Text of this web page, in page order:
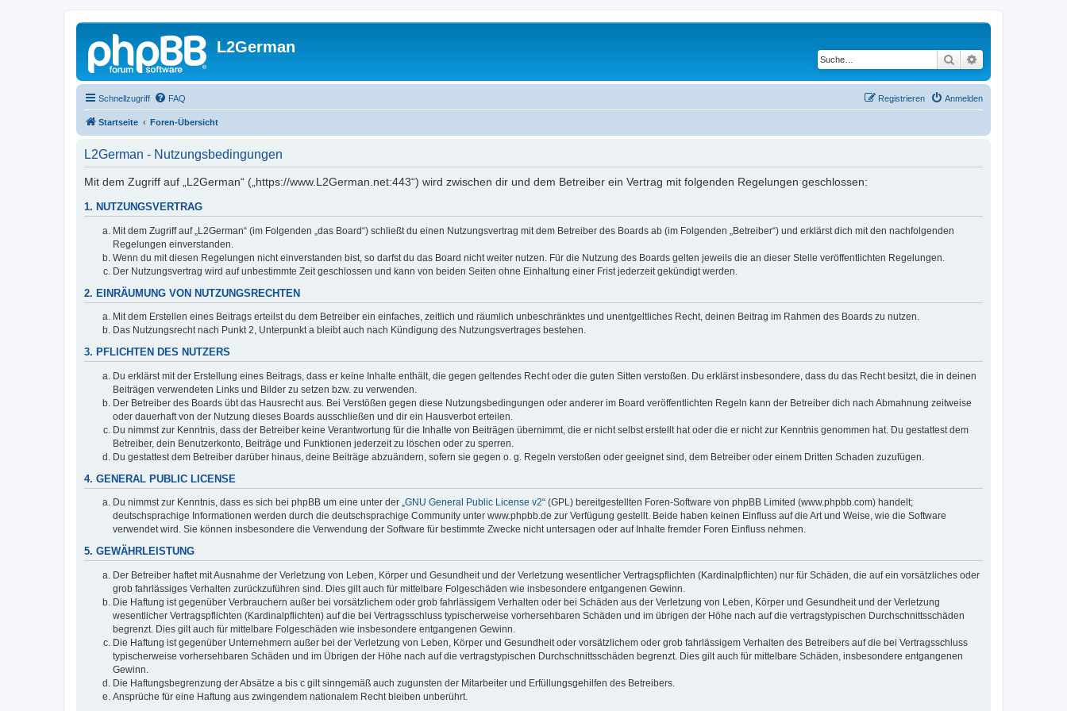
L2German
Suche
Schnellzugriff FAQ Anmelden
Registrieren
Startseite Foren-Übersicht
L2German - Nutzungsbedingungen
Mit dem Zugriff auf „L2German“ („https://www.L2German.net:443“) wird zwischen dir und dem Betreiber ein Vertrag mit folgenden Regelungen geschlossen:
1. NUTZUNGSVERTRAG
Mit dem Zugriff auf „L2German“ (im Folgenden „das Board“) schließt du einen Nutzungsvertrag mit dem Betreiber des Boards ab (im Folgenden „Betreiber“) und erklärst dich mit den nachfolgenden
Regelungen einverstanden.
Wenn du mit diesen Regelungen nicht einverstanden bist, so darfst du das Board nicht weiter nutzen. Für die Nutzung des Boards gelten jeweils die an dieser Stelle veröffentlichten Regelungen.
Der Nutzungsvertrag wird auf unbestimmte Zeit geschlossen und kann von beiden Seiten ohne Einhaltung einer Frist jederzeit gekündigt werden.
2. EINRÄUMUNG VON NUTZUNGSRECHTEN
Mit dem Erstellen eines Beitrags erteilst du dem Betreiber ein einfaches, zeitlich und räumlich unbeschränktes und unentgeltliches Recht, deinen Beitrag im Rahmen des Boards zu nutzen.
Das Nutzungsrecht nach Punkt 2, Unterpunkt a bleibt auch nach Kündigung des Nutzungsvertrages bestehen.
3. PFLICHTEN DES NUTZERS
Du erklärst mit der Erstellung eines Beitrags, dass er keine Inhalte enthält, die gegen geltendes Recht oder die guten Sitten verstoßen. Du erklärst insbesondere, dass du das Recht besitzt, die in deinen
Beiträgen verwendeten Links und Bilder zu setzen bzw. zu verwenden.
Der Betreiber des Boards übt das Hausrecht aus. Bei Verstößen gegen diese Nutzungsbedingungen oder anderer im Board veröffentlichten Regeln kann der Betreiber dich nach Abmahnung zeitweise
oder dauerhaft von der Nutzung dieses Boards ausschließen und dir ein Hausverbot erteilen.
Du nimmst zur Kenntnis, dass der Betreiber keine Verantwortung für die Inhalte von Beiträgen übernimmt, die er nicht selbst erstellt hat oder die er nicht zur Kenntnis genommen hat. Du gestattest dem
Betreiber, dein Benutzerkonto, Beiträge und Funktionen jederzeit zu löschen oder zu sperren.
Du gestattest dem Betreiber darüber hinaus, deine Beiträge abzuändern, sofern sie gegen o. g. Regeln verstoßen oder geeignet sind, dem Betreiber oder einem Dritten Schaden zuzufügen.
4. GENERAL PUBLIC LICENSE
Du nimmst zur Kenntnis, dass es sich bei phpBB um eine unter der „GNU General Public License v2“ (GPL) bereitgestellten Foren-Software von phpBB Limited (www.phpbb.com) handelt;
deutschsprachige Informationen werden durch die deutschsprachige Community unter www.phpbb.de zur Verfügung gestellt. Beide haben keinen Einfluss auf die Art und Weise, wie die Software
verwendet wird. Sie können insbesondere die Verwendung der Software für bestimmte Zwecke nicht untersagen oder auf Inhalte fremder Foren Einfluss nehmen.
5. GEWÄHRLEISTUNG
Der Betreiber haftet mit Ausnahme der Verletzung von Leben, Körper und Gesundheit und der Verletzung wesentlicher Vertragspflichten (Kardinalpflichten) nur für Schäden, die auf ein vorsätzliches oder
grob fahrlässiges Verhalten zurückzuführen sind. Dies gilt auch für mittelbare Folgeschäden wie insbesondere entgangenen Gewinn.
Die Haftung ist gegenüber Verbrauchern außer bei vorsätzlichem oder grob fahrlässigem Verhalten oder bei Schäden aus der Verletzung von Leben, Körper und Gesundheit und der Verletzung
wesentlicher Vertragspflichten (Kardinalpflichten) auf die bei Vertragsschluss typischerweise vorhersehbaren Schäden und im übrigen der Höhe nach auf die vertragstypischen Durchschnittsschäden
begrenzt. Dies gilt auch für mittelbare Folgeschäden wie insbesondere entgangenen Gewinn.
Die Haftung ist gegenüber Unternehmern außer bei der Verletzung von Leben, Körper und Gesundheit oder vorsätzlichem oder grob fahrlässigem Verhalten des Betreibers auf die bei Vertragsschluss
typischerweise vorhersehbaren Schäden und im Übrigen der Höhe nach auf die vertragstypischen Durchschnittsschäden begrenzt. Dies gilt auch für mittelbare Schäden, insbesondere entgangenen
Gewinn.
Die Haftungsbegrenzung der Absätze a bis c gilt sinngemäß auch zugunsten der Mitarbeiter und Erfüllungsgehilfen des Betreibers.
Ansprüche für eine Haftung aus zwingendem nationalem Recht bleiben unberührt.